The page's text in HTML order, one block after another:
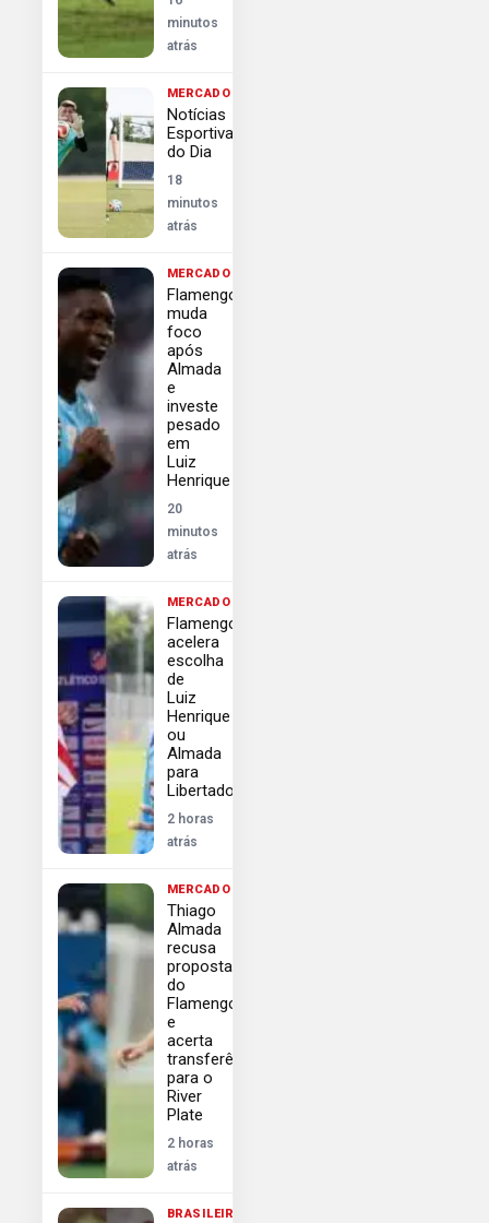
minutos
atrás
MERCADO
Notícias
Esportivas
do Dia
18
minutos
atrás
MERCADO
Flamengo
muda
foco
após
Almada
e
investe
pesado
em
Luiz
Henrique
20
minutos
atrás
MERCADO
Flamengo
acelera
escolha
de
Luiz
Henrique
ou
Almada
para
Libertadores
2 horas
atrás
MERCADO
Thiago
Almada
recusa
proposta
do
Flamengo
e
acerta
transferência
para o
River
Plate
2 horas
atrás
BRASILEIRÃO